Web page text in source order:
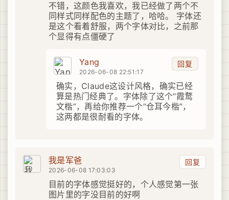
不错，这颜色我喜欢，我已经做了两个不
同样式同样配色的主题了，哈哈。 字体还
是这个看着舒服，两个字体对比，之前那
个显得有点僵硬了
回复
Yang
2026-06-08 22:51:17
确实，Claude这设计风格，确实已经
算是热门经典了。字体除了这个“霞鹜
文楷”，再给你推荐一个“仓耳今楷”，
这两都是很耐看的字体。
回复
我是军爸
2026-06-08 17:03:03
目前的字体感觉挺好的，个人感觉第一张
图片里的字没目前的好啊